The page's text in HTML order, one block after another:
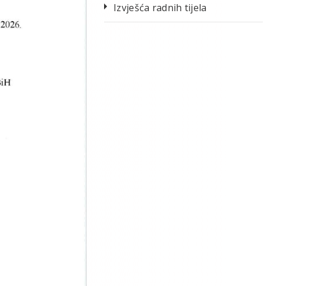
Izvješća radnih tijela